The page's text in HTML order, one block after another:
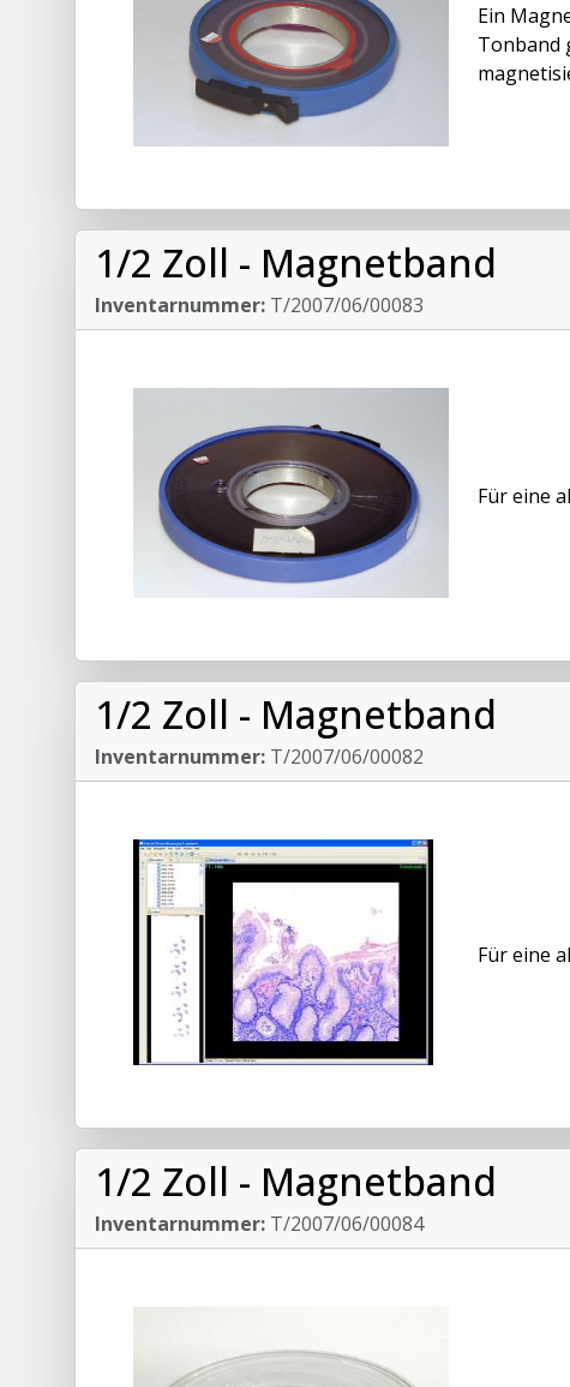
Ein
Tonband
1/2 Zoll - Magnetband
Inventarnummer: T/2007/06/00083
Für eine
1/2 Zoll - Magnetband
Inventarnummer: T/2007/06/00082
Für eine
1/2 Zoll - Magnetband
Inventarnummer: T/2007/06/00084